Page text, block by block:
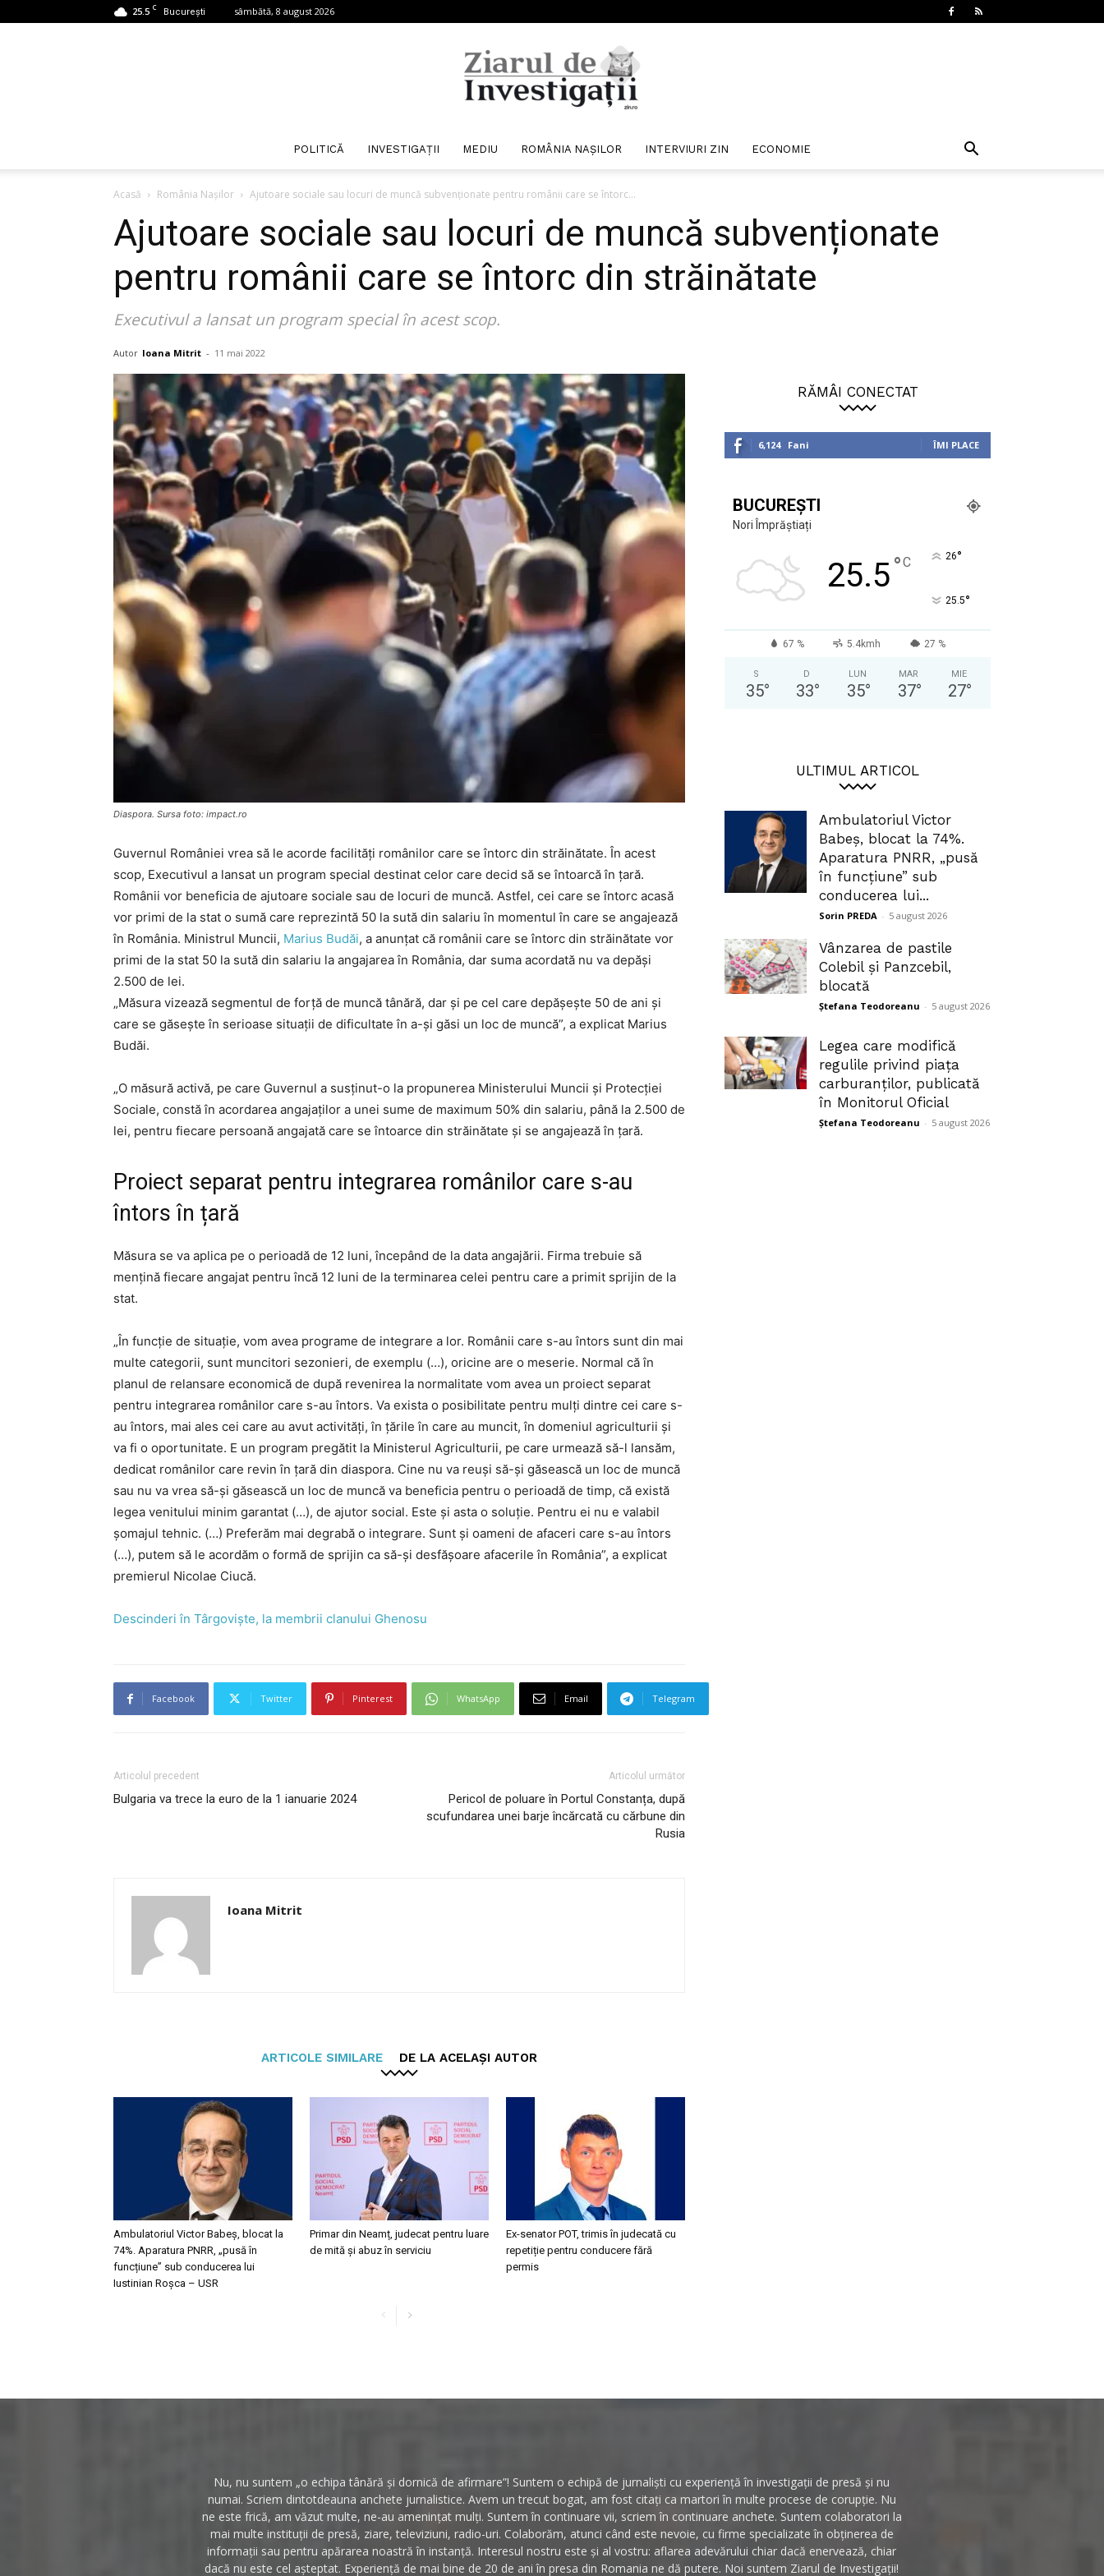
25.5 C București sâmbătă, 8 august 2026
de
Investigații
POLITICĂ INVESTIGAȚII MEDIU ROMÂNIA NAȘILOR INTERVIURI ZIN ECONOMIE
Acasă România Nașilor Ajutoare sociale sau locuri de muncă subvenționate pentru românii care se întorc...
Ajutoare sociale sau locuri de muncă subvenționate
pentru românii care se întorc din străinătate
Executivul a lansat un program special în acest scop.
Autor Ioana Mitrit - 11 mai 2022
Diaspora. Sursa foto: impact.ro
Guvernul României vrea să le acorde facilități românilor care se întorc din străinătate. În acest
scop, Executivul a lansat un program special destinat celor care decid să se întoarcă în țară.
Românii vor beneficia de ajutoare sociale sau de locuri de muncă. Astfel, cei care se întorc acasă
vor primi de la stat o sumă care reprezintă 50 la sută din salariu în momentul în care se angajează
în România. Ministrul Muncii, Marius Budăi, a anunţat că românii care se întorc din străinătate vor
primi de la stat 50 la sută din salariu la angajarea în România, dar suma acordată nu va depăşi
2.500 de lei.
„Măsura vizează segmentul de forţă de muncă tânără, dar şi pe cel care depăşeşte 50 de ani şi
care se găsește în serioase situaţii de dificultate în a-şi găsi un loc de muncă”, a explicat Marius
Budăi.
„O măsură activă, pe care Guvernul a susţinut-o la propunerea Ministerului Muncii şi Protecţiei
Sociale, constă în acordarea angajaților a unei sume de maximum 50% din salariu, până la 2.500 de
lei, pentru fiecare persoană angajată care se întoarce din străinătate și se angajează în țară.
Proiect separat pentru integrarea românilor care s-au
întors în țară
Măsura se va aplica pe o perioadă de 12 luni, începând de la data angajării. Firma trebuie să
mențină fiecare angajat pentru încă 12 luni de la terminarea celei pentru care a primit sprijin de la
stat.
„În funcţie de situaţie, vom avea programe de integrare a lor. Românii care s-au întors sunt din mai
multe categorii, sunt muncitori sezonieri, de exemplu (…), oricine are o meserie. Normal că în
planul de relansare economică de după revenirea la normalitate vom avea un proiect separat
pentru integrarea românilor care s-au întors. Va exista o posibilitate pentru mulţi dintre cei care s-
au întors, mai ales cei care au avut activităţi, în ţările în care au muncit, în domeniul agriculturii şi
va fi o oportunitate. E un program pregătit la Ministerul Agriculturii, pe care urmează să-l lansăm,
dedicat românilor care revin în ţară din diaspora. Cine nu va reuşi să-şi găsească un loc de muncă
sau nu va vrea să-şi găsească un loc de muncă va beneficia pentru o perioadă de timp, că există
legea venitului minim garantat (…), de ajutor social. Este şi asta o soluţie. Pentru ei nu e valabil
şomajul tehnic. (…) Preferăm mai degrabă o integrare. Sunt şi oameni de afaceri care s-au întors
(…), putem să le acordăm o formă de sprijin ca să-şi desfăşoare afacerile în România”, a explicat
premierul Nicolae Ciucă.
Descinderi în Târgoviște, la membrii clanului Ghenosu
Facebook Twitter Pinterest WhatsApp Email Telegram
Articolul precedent
Bulgaria va trece la euro de la 1 ianuarie 2024
Articolul următor
Pericol de poluare în Portul Constanța, după
scufundarea unei barje încărcată cu cărbune din
Rusia
Ioana Mitrit
ARTICOLE SIMILARE DE LA ACELAȘI AUTOR
Ambulatoriul Victor Babeș, blocat la
74%. Aparatura PNRR, „pusă în
funcțiune” sub conducerea lui
Iustinian Roșca – USR
Primar din Neamț, judecat pentru luare
de mită și abuz în serviciu
Ex-senator POT, trimis în judecată cu
repetiție pentru conducere fără
permis
RĂMÂI CONECTAT
6,124 Fani ÎMI PLACE
BUCUREȘTI
Nori Împrăștiați
25.5°C 26°
25.5°
67 % 5.4kmh 27 %
S
35°
D
33°
LUN
35°
MAR
37°
MIE
27°
ULTIMUL ARTICOL
Ambulatoriul Victor
Babeș, blocat la 74%.
Aparatura PNRR, „pusă
în funcțiune” sub
conducerea lui...
Sorin PREDA - 5 august 2026
Vânzarea de pastile
Colebil și Panzcebil,
blocată
Ștefana Teodoreanu - 5 august 2026
Legea care modifică
regulile privind piața
carburanților, publicată
în Monitorul Oficial
Ștefana Teodoreanu - 5 august 2026
Nu, nu suntem „o echipa tânără și dornică de afirmare”! Suntem o echipă de jurnaliști cu experiență în investigații de presă și nu
numai. Scriem dintotdeauna anchete jurnalistice. Avem un trecut bogat, am fost citați ca martori în multe procese de corupție. Nu
ne este frică, am văzut multe, ne-au amenințat mulți. Suntem în continuare vii, scriem în continuare anchete. Suntem colaboratori la
mai multe instituții de presă, ziare, televiziuni, radio-uri. Colaborăm, atunci când este nevoie, cu firme specializate în obținerea de
informații sau pentru apărarea noastră în instanță. Interesul nostru este și al vostru: aflarea adevărului chiar dacă enervează, chiar
dacă nu este cel așteptat. Experiență de mai bine de 20 de ani în presa din Romania ne dă putere. Noi suntem Ziarul de Investigații!